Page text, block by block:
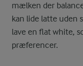
mælken der
kan lide latte uden
lave en flat white,
præferencer.